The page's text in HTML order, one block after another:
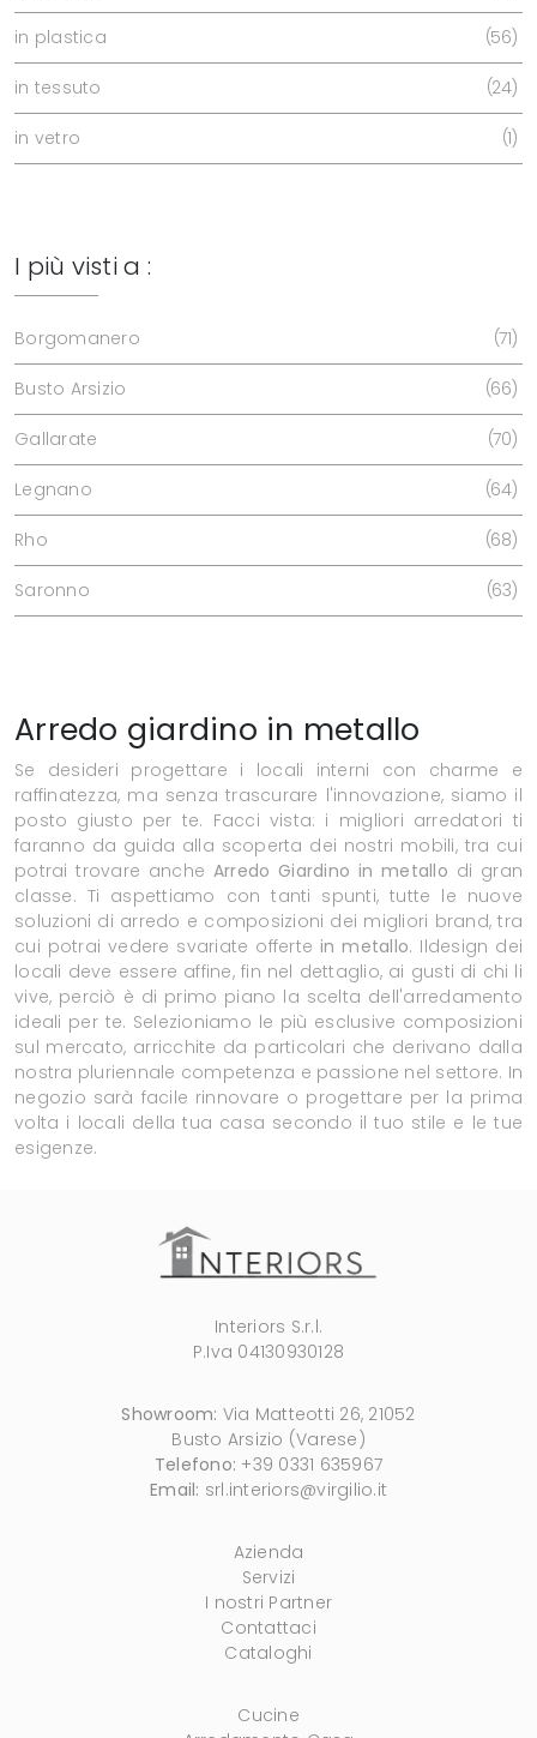
in plastica 56
in tessuto 24
in vetro 1
I più visti a :
Borgomanero 71
Busto Arsizio 66
Gallarate 70
Legnano 64
Rho 68
Saronno 63
Arredo giardino in metallo
Se desideri progettare i locali interni con charme e
raffinatezza, ma senza trascurare l'innovazione, siamo il
posto giusto per te. Facci vista: i migliori arredatori ti
faranno da guida alla scoperta dei nostri mobili, tra cui
potrai trovare anche Arredo Giardino in metallo di gran
classe. Ti aspettiamo con tanti spunti, tutte le nuove
soluzioni di arredo e composizioni dei migliori brand, tra
cui potrai vedere svariate offertein metallo. Ildesign dei
locali deve essere affine, fin nel dettaglio, ai gusti di chi li
vive, perciò è di primo piano la scelta dell'arredamento
ideali per te. Selezioniamo le più esclusive composizioni
sul mercato, arricchite da particolari che derivano dalla
nostra pluriennale competenza e passione nel settore. In
negozio sarà facile rinnovare o progettare per la prima
volta i locali della tua casa secondo il tuo stile e le tue
esigenze.
Interiors S.r.l.
P.Iva 04130930128
Showroom: Via Matteotti 26, 21052
Busto Arsizio (Varese)
Telefono: +39 0331 635967
Email: srl.interiors@virgilio.it
Azienda
Servizi
I nostri Partner
Contattaci
Cataloghi
Cucine